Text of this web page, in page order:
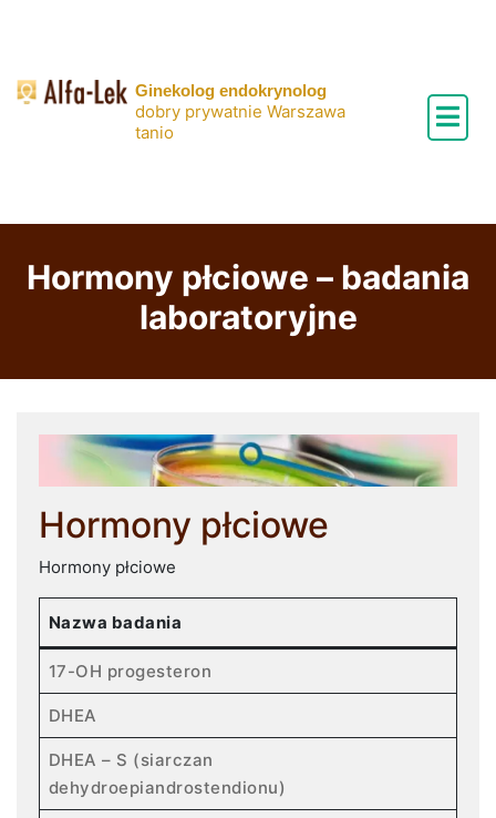
Ginekolog endokrynolog
dobry prywatnie Warszawa
tanio
Hormony płciowe – badania
laboratoryjne
Hormony płciowe
Hormony płciowe
Nazwa badania
17-OH progesteron
DHEA
DHEA – S (siarczan
dehydroepiandrostendionu)